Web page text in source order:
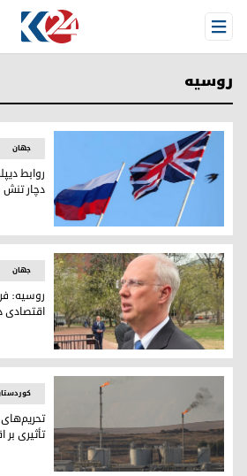
Open Menu
روسیه
روابط دیپلماتیک میان لندن و مسکو
جهان
روابط
دچار
کریل دمیتریف، رئیس گروه امور
جهان
روسیه:
اقتصادی
تأثیری